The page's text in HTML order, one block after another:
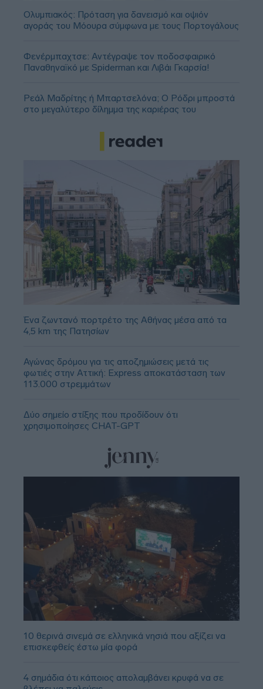
Ολυμπιακός: Πρόταση για δανεισμό και οψιόν
αγοράς του Μόουρα σύμφωνα με τους Πορτογάλους
Φενέρμπαχτσε: Αντέγραψε τον ποδοσφαιρικό
Παναθηναϊκό με Spiderman και Λιβάι Γκαρσία!
Ρεάλ Μαδρίτης ή Μπαρτσελόνα; Ο Ρόδρι μπροστά
στο μεγαλύτερο δίλημμα της καριέρας του
Ένα ζωντανό πορτρέτο της Αθήνας μέσα από τα
4,5 km της Πατησίων
Αγώνας δρόμου για τις αποζημιώσεις μετά τις
φωτιές στην Αττική: Express αποκατάσταση των
113.000 στρεμμάτων
Δύο σημείο στίξης που προδίδουν ότι
χρησιμοποίησες CHAT-GPT
10 θερινά σινεμά σε ελληνικά νησιά που αξίζει να
επισκεφθείς έστω μία φορά
4 σημάδια ότι κάποιος απολαμβάνει κρυφά να σε